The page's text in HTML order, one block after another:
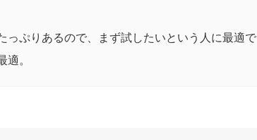
ぷりあるので、まず試したいという人に最適で
適。